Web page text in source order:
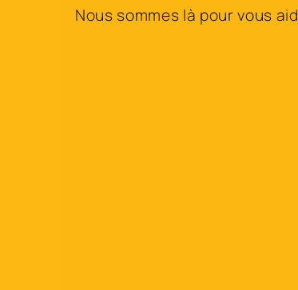
Nous sommes là pour vous